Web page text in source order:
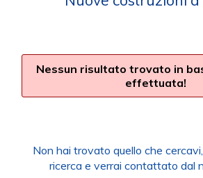
Nessun risultato trovato in
effettuata!
Non hai trovato quello che
ricerca e verrai contattato dal